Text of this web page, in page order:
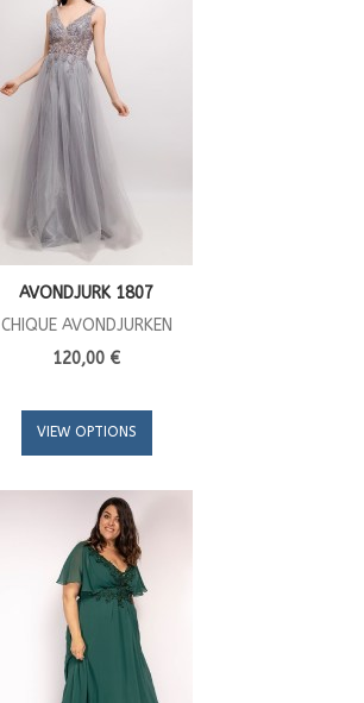
AVONDJURK 1807
CHIQUE AVONDJURKEN
120,00 €
VIEW OPTIONS